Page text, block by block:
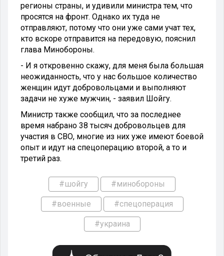
регионы страны, и удивили министра тем, что
просятся на фронт. Однако их туда не
отправляют, потому что они уже сами учат тех,
кто вскоре отправится на передовую, пояснил
глава Минобороны.
- И я откровенно скажу, для меня была большая
неожиданность, что у нас большое количество
женщин идут добровольцами и выполняют
задачи не хуже мужчин, - заявил Шойгу.
Министр также сообщил, что за последнее
время набрано 38 тысяч добровольцев для
участия в СВО, многие из них уже имеют боевой
опыт и идут на спецоперацию второй, а то и
третий раз.
#шойгу #минобороны
#военные #спецоперация
#украина